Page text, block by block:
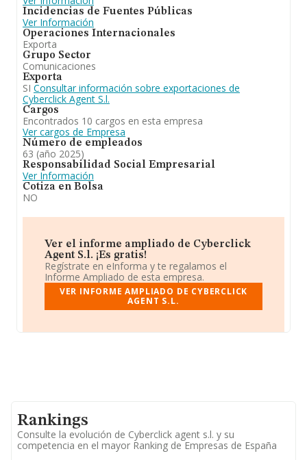
Incidencias de Fuentes Públicas
Ver Información
Operaciones Internacionales
Exporta
Grupo Sector
Comunicaciones
Exporta
SI Consultar información sobre exportaciones de
Cyberclick Agent S.l.
Cargos
Encontrados 10 cargos en esta empresa
Ver cargos de Empresa
Número de empleados
63 (año 2025)
Responsabilidad Social Empresarial
Ver Información
Cotiza en Bolsa
NO
Ver el informe ampliado de Cyberclick
Agent S.l. ¡Es gratis!
Regístrate en eInforma y te regalamos el
Informe Ampliado de esta empresa.
VER INFORME AMPLIADO DE CYBERCLICK
AGENT S.L.
Rankings
Consulte la evolución de Cyberclick agent s.l. y su
competencia en el mayor Ranking de Empresas de España